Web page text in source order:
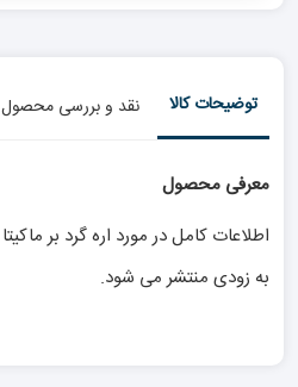
توضیحات کالا نقد و بررسی محصول
معرفی محصول
به زودی منتشر می شود.